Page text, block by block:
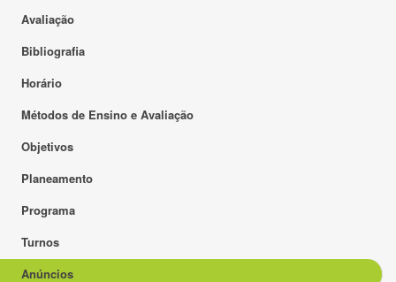
Avaliação
Bibliografia
Horário
Métodos de Ensino e Avaliação
Objetivos
Planeamento
Programa
Turnos
Anúncios